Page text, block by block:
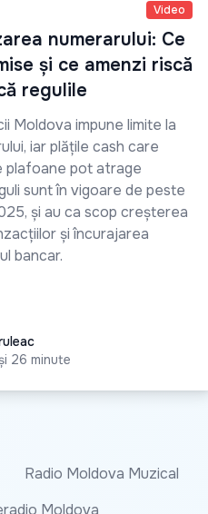
Video
numerarului: Ce
și ce amenzi riscă
regulile
Moldova impune limite la
iar plățile cash care
plafoane pot atrage
sunt în vigoare de peste
și au ca scop creșterea
și încurajarea
bancar.
26 minute
Radio Moldova Muzical